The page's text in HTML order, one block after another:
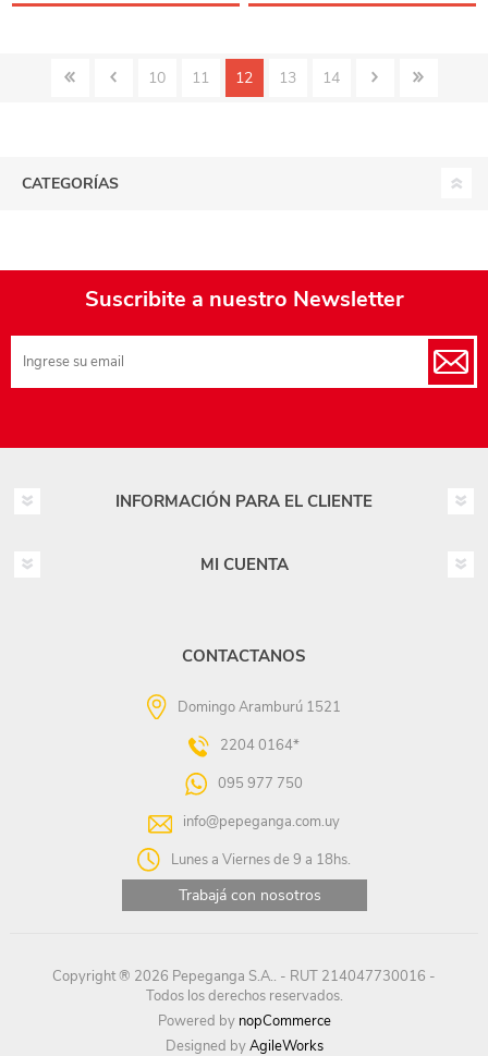
10 11 12 13 14
CATEGORÍAS
Suscribite a nuestro Newsletter
INFORMACIÓN PARA EL CLIENTE
MI CUENTA
CONTACTANOS
Domingo Aramburú 1521
2204 0164*
095 977 750
info@pepeganga.com.uy
Lunes a Viernes de 9 a 18hs.
Trabajá con nosotros
Copyright ® 2026 Pepeganga S.A.. - RUT 214047730016 -
Todos los derechos reservados.
Powered by nopCommerce
Designed byAgileWorks